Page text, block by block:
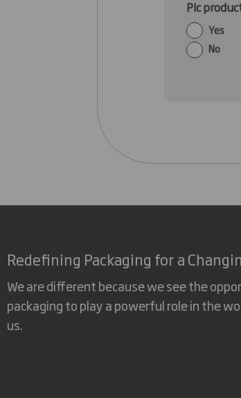
Plc
Yes
No
Redefining Packaging for a
We are different because we see the
packaging to play a powerful role in the
us.